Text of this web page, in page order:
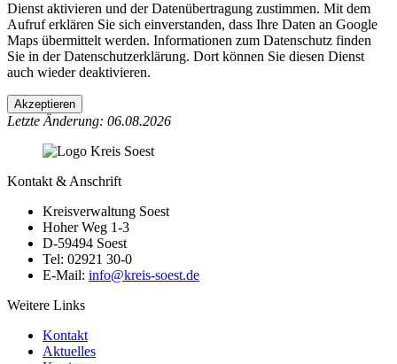
Dienst aktivieren und der Datenübertragung zustimmen. Mit dem
Aufruf erklären Sie sich einverstanden, dass Ihre Daten an Google
Maps übermittelt werden. Informationen zum Datenschutz finden
Sie in der Datenschutzerklärung. Dort können Sie diesen Dienst
auch wieder deaktivieren.
Akzeptieren
Letzte Änderung: 06.08.2026
Kontakt & Anschrift
Kreisverwaltung Soest
Hoher Weg 1-3
D-59494 Soest
Tel: 02921 30-0
E-Mail: info@​kreis-soest.de
Weitere Links
Kontakt
Aktuelles